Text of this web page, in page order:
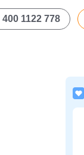
400 1122 778